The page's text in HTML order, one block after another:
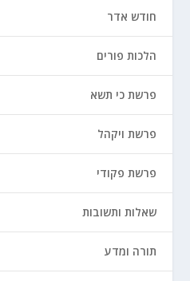
חודש אדר
הלכות פורים
פרשת כי תשא
פרשת ויקהל
פרשת פקודי
שאלות ותשובות
תורה ומדע